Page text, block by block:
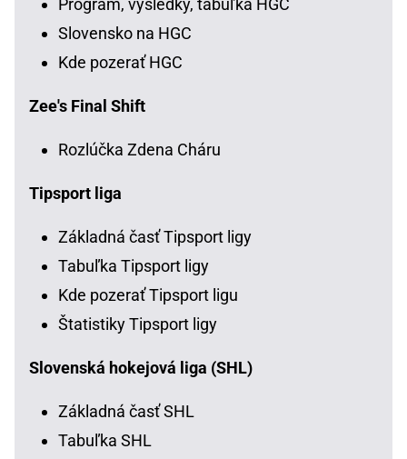
Program, výsledky, tabuľka HGC
Slovensko na HGC
Kde pozerať HGC
Zee's Final Shift
Rozlúčka Zdena Cháru
Tipsport liga
Základná časť Tipsport ligy
Tabuľka Tipsport ligy
Kde pozerať Tipsport ligu
Štatistiky Tipsport ligy
Slovenská hokejová liga (SHL)
Základná časť SHL
Tabuľka SHL